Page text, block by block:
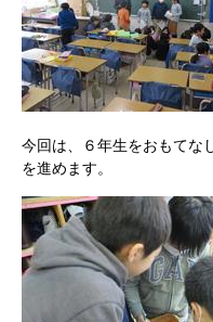
今回は、６年生をおもてな
を進めます。